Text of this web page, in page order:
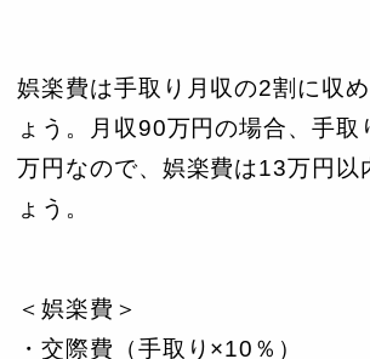
娯楽費は手取り月収の2割に収
ょう。月収90万円の場合、手取
万円なので、娯楽費は13万円以
ょう。
＜娯楽費＞
・交際費（手取り×10％）